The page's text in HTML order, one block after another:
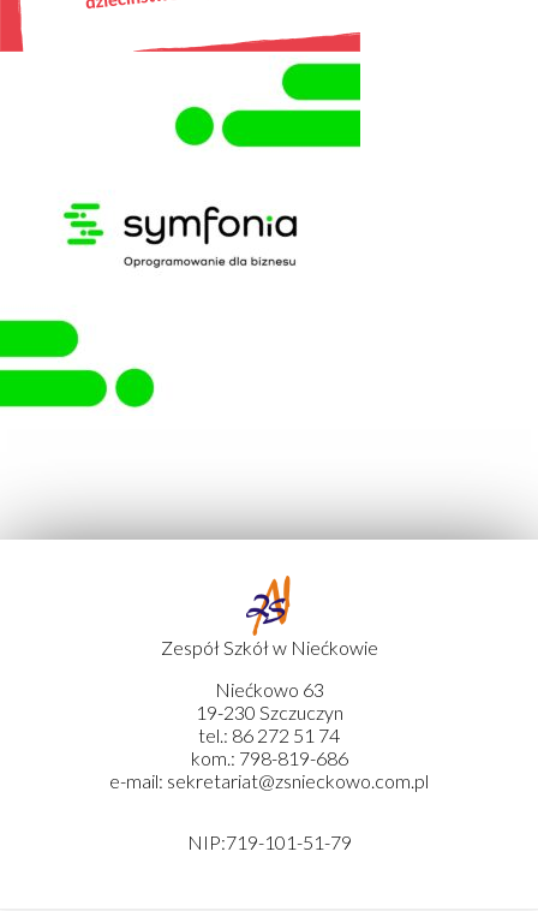
Zespół Szkół w Niećkowie
Niećkowo 63
19-230 Szczuczyn
tel.: 86 272 51 74
kom.: 798-819-686
e-mail: sekretariat@zsnieckowo.com.pl
NIP:719-101-51-79